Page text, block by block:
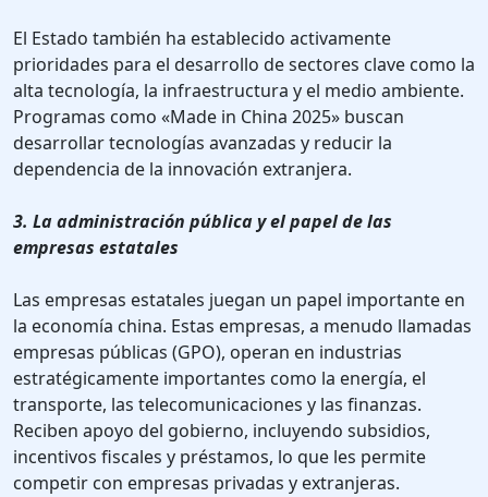
El Estado también ha establecido activamente
prioridades para el desarrollo de sectores clave como la
alta tecnología, la infraestructura y el medio ambiente.
Programas como «Made in China 2025» buscan
desarrollar tecnologías avanzadas y reducir la
dependencia de la innovación extranjera.
3. La administración pública y el papel de las
empresas estatales
Las empresas estatales juegan un papel importante en
la economía china. Estas empresas, a menudo llamadas
empresas públicas (GPO), operan en industrias
estratégicamente importantes como la energía, el
transporte, las telecomunicaciones y las finanzas.
Reciben apoyo del gobierno, incluyendo subsidios,
incentivos fiscales y préstamos, lo que les permite
competir con empresas privadas y extranjeras.